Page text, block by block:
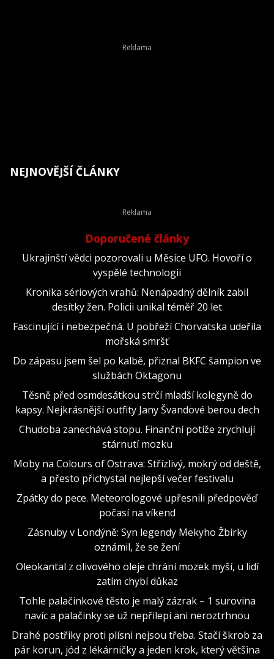
NEJNOVĚJŠÍ ČLÁNKY
Doporučené články
Ukrajinští vědci pozorovali u Měsíce UFO. Hovoří o
vyspělé technologii
Kronika sériových vrahů: Nenápadný dělník zabil
desítky žen. Policii unikal téměř 20 let
Fascinující i nebezpečná. U pobřeží Chorvatska udeřila
mořská smršť
Do zápasu jsem šel po kalbě, přiznal BKFC šampion ve
službách Oktagonu
Těsně před osmdesátkou strčí mladší kolegyně do
kapsy. Nejkrásnější outfity Jany Švandové berou dech
Chudoba zanechává stopu. Finanční potíže zrychlují
stárnutí mozku
Moby na Colours of Ostrava: Střízlivý, mokrý od deště,
a přesto přichystal nejlepší večer festivalu
Zpátky do pece. Meteorologové upřesnili předpověď
počasí na víkend
Zásnuby v Londýně: Syn legendy Mekyho Žbirky
oznámil, že se žení
Oleokantal z olivového oleje chrání mozek myší, u lidí
zatím chybí důkaz
Tohle palačinkové těsto je malý zázrak – 1 surovina
navíc a palačinky se už nepřilepí ani neroztrhnou
Drahé postřiky proti plísni nejsou třeba. Stačí škrob za
pár korun, jód z lékárničky a jeden krok, který většina